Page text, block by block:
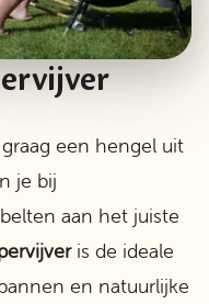
een hengel uit
je bij
aan het juiste
is de ideale
en natuurlijke